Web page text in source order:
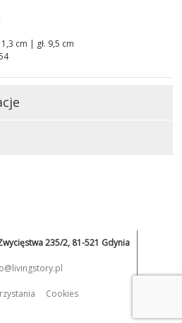
cm | gł. 9,5 cm
235/2, 81-521 Gdynia
Cookies